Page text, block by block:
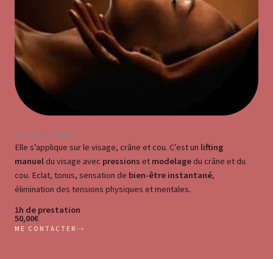
RC crânio-faciale
Elle s’applique sur le visage, crâne et cou. C’est un lifting
manueldu visage avec pressions et modelagedu crâne et du
cou. Eclat, tonus, sensation de bien-être instantané,
élimination des tensions physiques et mentales.
1h de prestation
50,00€
ME CONTACTER